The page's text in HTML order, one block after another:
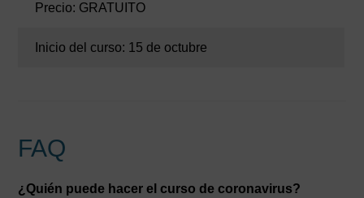
Precio: GRATUITO
Inicio del curso: 15 de octubre
FAQ
¿Quién puede hacer el curso de coronavirus?